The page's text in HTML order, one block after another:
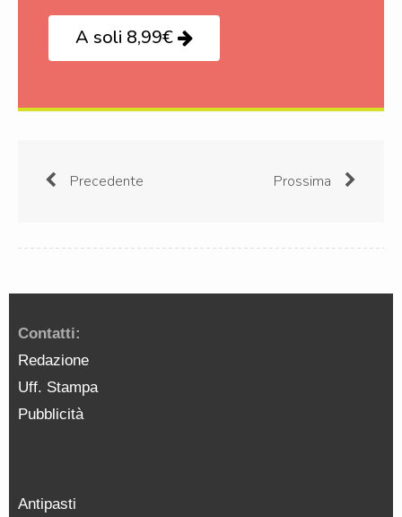
A soli 8,99€
Precedente Prossima
Contatti:
Redazione
Uff. Stampa
Pubblicità
Antipasti